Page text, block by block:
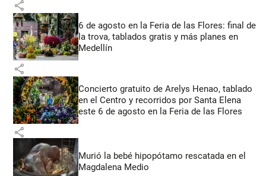
share
6 de agosto en la Feria de las Flores: final de
la trova, tablados gratis y más planes en
Medellín
share
Concierto gratuito de Arelys Henao, tablado
en el Centro y recorridos por Santa Elena
este 6 de agosto en la Feria de las Flores
share
Murió la bebé hipopótamo rescatada en el
Magdalena Medio